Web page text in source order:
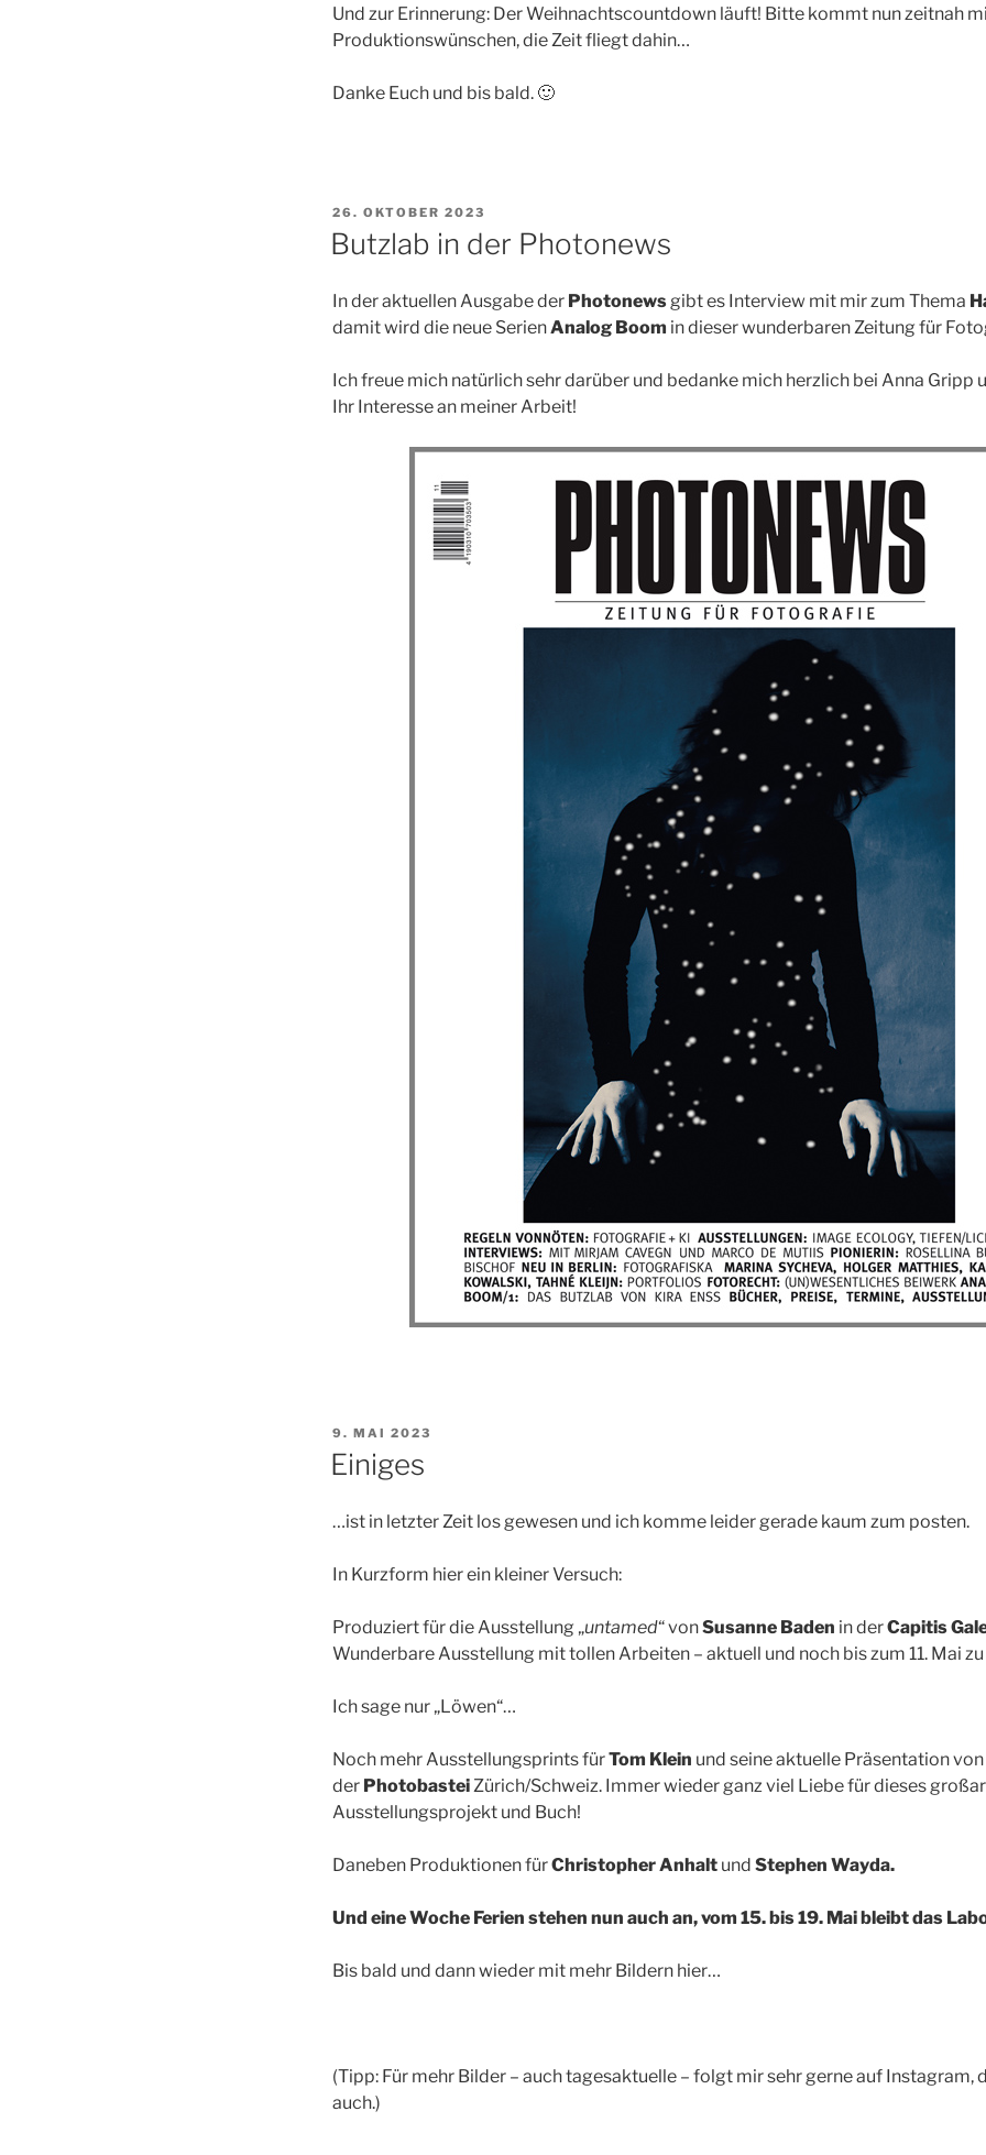
Und zur Erinnerung: Der Weihnachtscountdown läuft! Bitte kommt nun zeitnah
Produktionswünschen, die Zeit fliegt dahin…
Danke Euch und bis bald. 🙂
VERÖFFENTLICHT
26. OKTOBER 2023
Butzlab in der Photonews
In der aktuellen Ausgabe der Photonewsgibt es Interview mit mir zum Thema
damit wird die neue SerienAnalog Boom in dieser wunderbaren Zeitung für
Ich freue mich natürlich sehr darüber und bedanke mich herzlich bei Anna Gripp
Ihr Interesse an meiner Arbeit!
VERÖFFENTLICHT
AM
9. MAI 2023
Einiges
…ist in letzter Zeit los gewesen und ich komme leider gerade kaum zum posten.
In Kurzform hier ein kleiner Versuch:
Produziert für die Ausstellung „untamed“ vonSusanne Baden in derCapitis
Wunderbare Ausstellung mit tollen Arbeiten – aktuell und noch bis zum 11. Mai zu
Ich sage nur „Löwen“…
Noch mehr Ausstellungsprints fürTom Klein und seine aktuelle Präsentation von
der PhotobasteiZürich/Schweiz. Immer wieder ganz viel Liebe für dieses
Ausstellungsprojekt und Buch!
Daneben Produktionen fürChristopher Anhalt und Stephen Wayda.
Und eine Woche Ferien stehen nun auch an, vom 15. bis 19. Mai bleibt das
Bis bald und dann wieder mit mehr Bildern hier…
(Tipp: Für mehr Bilder – auch tagesaktuelle – folgt mir sehr gerne auf Instagram,
auch.)